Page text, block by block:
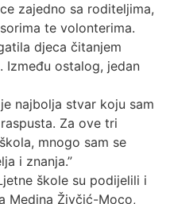
zajedno sa roditeljima,
te volonterima.
djeca čitanjem
Između ostalog, jedan
najbolja stvar koju sam
Za ove tri
mnogo sam se
i znanja.”
škole su podijelili i
Medina Živčić-Moco,